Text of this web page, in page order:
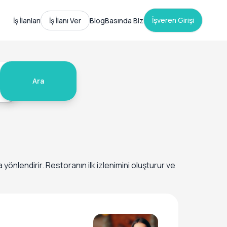
İş İlanları İş İlanı Ver BlogBasında Biz İşveren Girişi
Ara
Restoranın ilk izlenimini oluşturur ve